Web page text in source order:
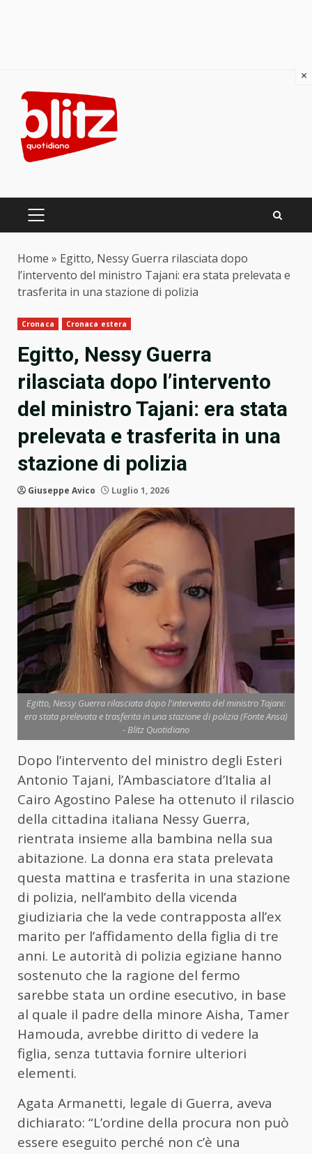
content
PRIMARY
Home » Egitto, Nessy Guerra rilasciata dopo
l’intervento del ministro Tajani: era stata prelevata e
trasferita in una stazione di polizia
Cronaca Cronaca estera
Egitto, Nessy Guerra
rilasciata dopo l’intervento
del ministro Tajani: era stata
prelevata e trasferita in una
stazione di polizia
Giuseppe Avico Luglio 1, 2026
Egitto, Nessy Guerra rilasciata dopo l'intervento del ministro Tajani:
era stata prelevata e trasferita in una stazione di polizia (Fonte Ansa)
- Blitz Quotidiano
Dopo l’intervento del ministro degli Esteri
Antonio Tajani, l’Ambasciatore d’Italia al
Cairo Agostino Palese ha ottenuto il rilascio
della cittadina italiana Nessy Guerra,
rientrata insieme alla bambina nella sua
abitazione. La donna era stata prelevata
questa mattina e trasferita in una stazione
di polizia, nell’ambito della vicenda
giudiziaria che la vede contrapposta all’ex
marito per l’affidamento della figlia di tre
anni. Le autorità di polizia egiziane hanno
sostenuto che la ragione del fermo
sarebbe stata un ordine esecutivo, in base
al quale il padre della minore Aisha, Tamer
Hamouda, avrebbe diritto di vedere la
figlia, senza tuttavia fornire ulteriori
elementi.
Agata Armanetti, legale di Guerra, aveva
dichiarato: “L’ordine della procura non può
essere eseguito perché non c’è una
×